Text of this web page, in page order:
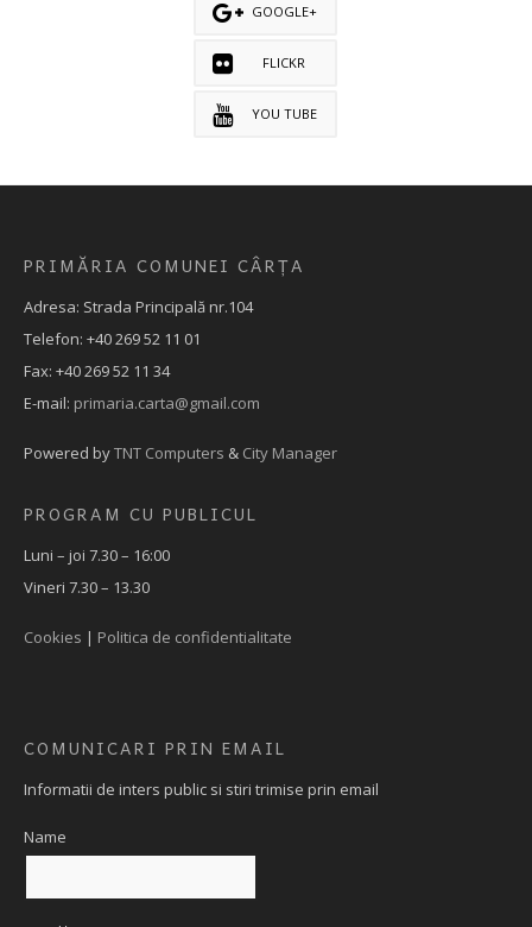
GOOGLE+
FLICKR
YOU TUBE
PRIMĂRIA COMUNEI CÂRȚA
Adresa: Strada Principală nr.104
Telefon: +40 269 52 11 01
Fax: +40 269 52 11 34
E-mail: primaria.carta@gmail.com
Powered byTNT Computers & City Manager
PROGRAM CU PUBLICUL
Luni – joi 7.30 – 16:00
Vineri 7.30 – 13.30
Cookies | Politica de confidentialitate
COMUNICARI PRIN EMAIL
Informatii de inters public si stiri trimise prin email
Name